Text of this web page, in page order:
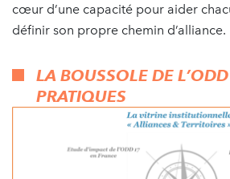
cœur d’une capacité pour aider
définir son propre chemin d’alliance.
LA BOUSSOLE DE
PRATIQUES